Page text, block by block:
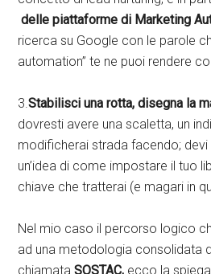
delle piattaforme di Marketing
ricerca su Google con le parole
automation” te ne puoi rendere
3.Stabilisci una rotta, disegna la
dovresti avere una scaletta, un
modificherai strada facendo;
un’idea di come impostare il tuo
chiave che tratterai (e magari in
Nel mio caso il percorso logico
ad una metodologia consolidata
chiamataSOSTAC, ecco la